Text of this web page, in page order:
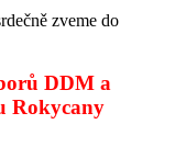
zveme do
DDM a
Rokycany